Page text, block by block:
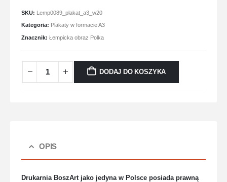
SKU: Lemp0089_plakat_a3_w20
Kategoria: Plakaty w formacie A3
Znacznik: Łempicka obraz Polka
DODAJ DO KOSZYKA
OPIS
Drukarnia BoszArt jako jedyna w Polsce posiada prawną